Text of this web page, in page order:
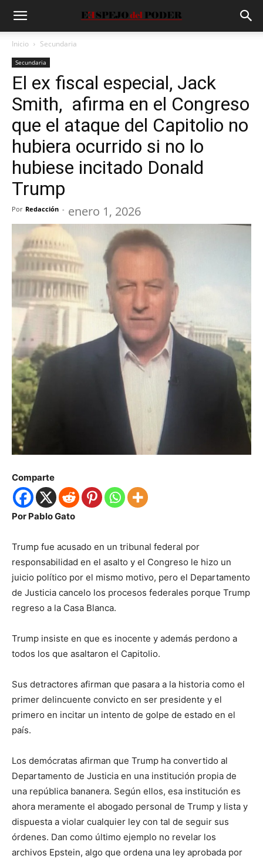
Inicio Secundaria
Secundaria
El ex fiscal especial, Jack
Smith, afirma en el Congreso
que el ataque del Capitolio no
hubiera ocurrido si no lo
hubiese incitado Donald
Trump
Por Redacción - enero 1, 2026
Comparte
Por Pablo Gato
Trump fue acusado en un tribunal federal por
responsabilidad en el asalto y el Congreso le hizo un
juicio político por el mismo motivo, pero el Departamento
de Justicia cancelo los procesos federales porque Trump
regreso a la Casa Blanca.
Trump insiste en que es inocente y además perdono a
todos los que asaltaron el Capitolio.
Sus detractores afirman que pasara a la historia como el
primer delincuente convicto en ser presidente y el
primero en incitar un intento de golpe de estado en el
país.
Los demócratas afirman que Trump ha convertido al
Departamento de Justicia en una institución propia de
una república bananera. Según ellos, esa institución es
ahora meramente el abogado personal de Trump y lista y
dispuesta a violar cualquier ley con tal de seguir sus
órdenes. Dan como último ejemplo no revelar los
archivos Epstein, algo que ordena una ley aprobada por